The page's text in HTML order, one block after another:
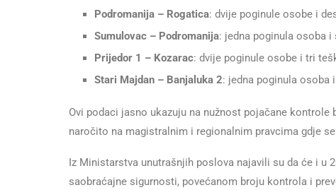
Podromanija – Rogatica: dvije poginule osobe i
Sumulovac – Podromanija: jedna poginula osoba
Prijedor 1 – Kozarac: dvije poginule osobe i tri
Stari Majdan – Banjaluka 2: jedna poginula osoba
Ovi podaci jasno ukazuju na nužnost pojačane
naročito na magistralnim i regionalnim pravcima gdje
Iz Ministarstva unutrašnjih poslova najavili su da će i u
saobraćajne sigurnosti, povećanom broju kontrola i